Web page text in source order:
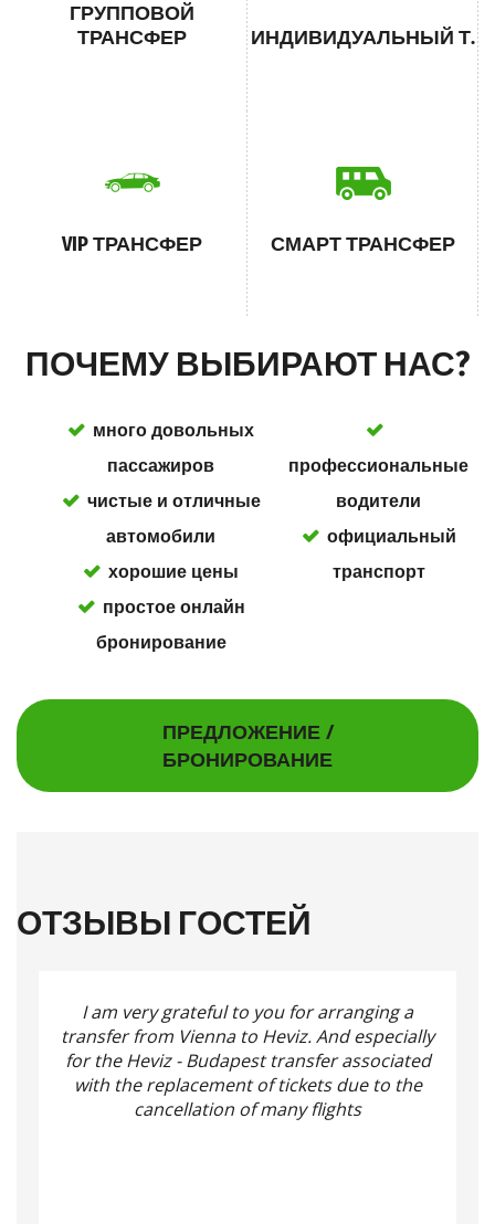
ГРУППОВОЙ
ТРАНСФЕР
ИНДИВИДУАЛЬНЫЙ Т.
VIP ТРАНСФЕР СМАРТ ТРАНСФЕР
ПОЧЕМУ ВЫБИРАЮТ НАС?
много довольных
пассажиров
чистые и отличные
автомобили
хорошие цены
простое онлайн
бронирование
профессиональные
водители
официальный
транспорт
ПРЕДЛОЖЕНИЕ /
БРОНИРОВАНИЕ
ОТЗЫВЫ ГОСТЕЙ
I am very grateful to you for arranging a
transfer from Vienna to Heviz.And especially
for the Heviz - Budapest transfer associated
with the replacement of tickets due to the
cancellation of many flights